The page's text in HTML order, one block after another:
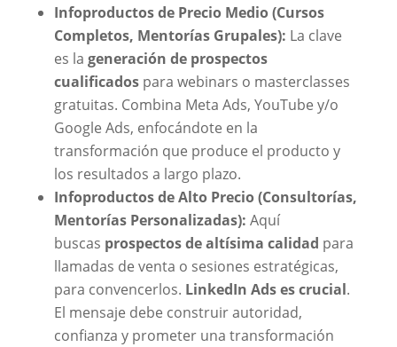
Infoproductos de Precio Medio (Cursos
Completos, Mentorías Grupales): La clave
es la generación de prospectos
cualificadospara webinars o masterclasses
gratuitas. Combina Meta Ads, YouTube y/o
Google Ads, enfocándote en la
transformación que produce el producto y
los resultados a largo plazo.
Infoproductos de Alto Precio (Consultorías,
Mentorías Personalizadas): Aquí
buscas prospectos de altísima calidad para
llamadas de venta o sesiones estratégicas,
para convencerlos. LinkedIn Ads es crucial.
El mensaje debe construir autoridad,
confianza y prometer una transformación